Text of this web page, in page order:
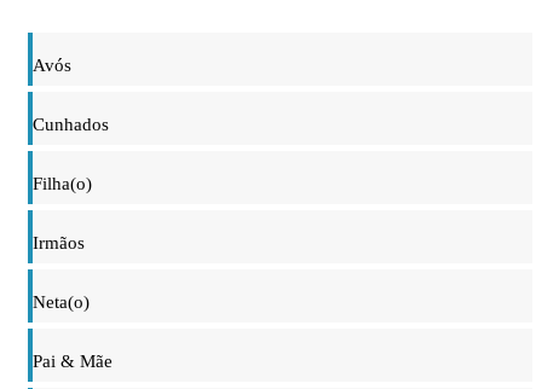
Avós
Cunhados
Filha(o)
Irmãos
Neta(o)
Pai & Mãe